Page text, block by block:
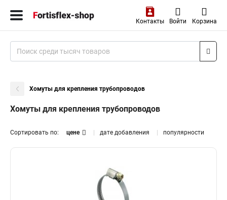
Контакты Войти Корзина
Хомуты для крепления трубопроводов
Хомуты для крепления трубопроводов
Сортировать по: цене дате добавления популярности